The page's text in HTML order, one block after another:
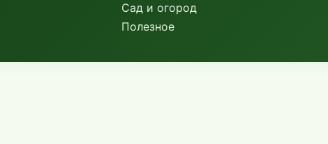
Сад и огород
Полезное